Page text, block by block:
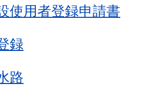
使用者登録申請書
録
路